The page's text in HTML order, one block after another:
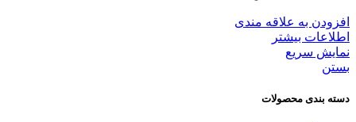
افزودن به علاقه مندی
اطلاعات بیشتر
نمایش سریع
بستن
دسته بندی محصولات